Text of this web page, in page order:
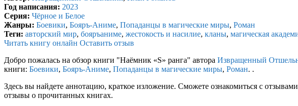
Год написания: 2023
Серия: Чёрное и Белое
Жанры: Боевики, Бояръ-Аниме, Попаданцы в магические миры, Роман
Теги: авторский мир, бояръаниме, жестокость и насилие, кланы, магическая
Читать книгу онлайн Оставить отзыв
Добро пожалась на обзор книги "Наёмник «S» ранга" автора Извращенный
книги: Боевики, Бояръ-Аниме, Попаданцы в магические миры, Роман. .
Здесь вы найдете аннотацию, краткое изложение. Сможете ознакомиться с
отзывы о прочитанных книгах.